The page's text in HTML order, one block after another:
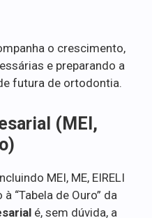
o crescimento,
e preparando a
futura de ortodontia.
(MEI,
MEI, ME, EIRELI
“Tabela de Ouro” da
é, sem dúvida, a